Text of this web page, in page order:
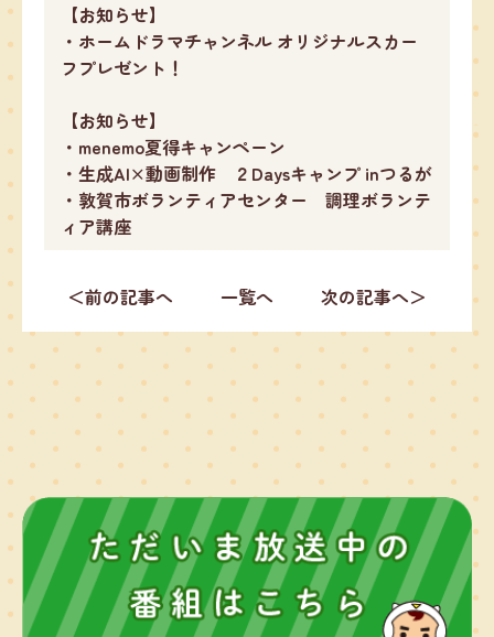
【お知らせ】
・ホームドラマチャンネル オリジナルスカー
フプレゼント！
【お知らせ】
・menemo夏得キャンペーン
・生成AI×動画制作 ２Daysキャンプ inつるが
・敦賀市ボランティアセンター 調理ボランテ
ィア講座
＜前の記事へ 一覧へ 次の記事へ＞